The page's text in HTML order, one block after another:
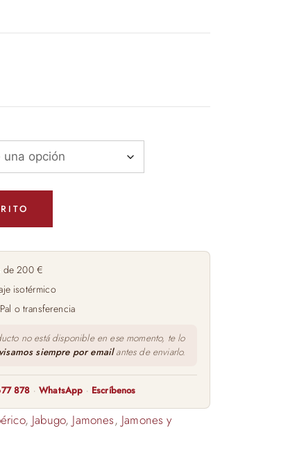
de 200 €
isotérmico
o transferencia
no está disponible en ese momento, te lo
siempre por emailantes de enviarlo.
878 ·WhatsApp · Escríbenos
, Jabugo, Jamones, Jamones y